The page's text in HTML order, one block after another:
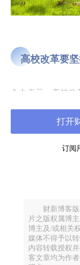
高校改革要
金力表示，高校
跟跑阶段，中国
速发展。现在，
大变局的形势背
在深化改革中走
“坦率说，如果大
源的手段，那投
免‘膨胀式改革’
的‘存量改革’上
订阅
打开
财新博客版
片之版权属博
博主及/或相关
媒体不得予以
内容转载授权
客文章均为作